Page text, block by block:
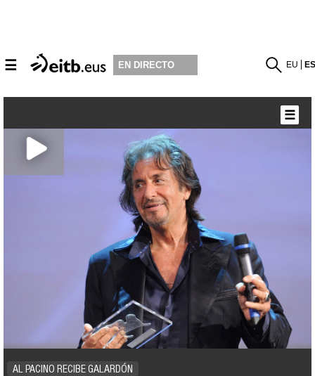
☰ EN DIRECTO EU
AL PACINO RECIBE GALARDÓN
☰